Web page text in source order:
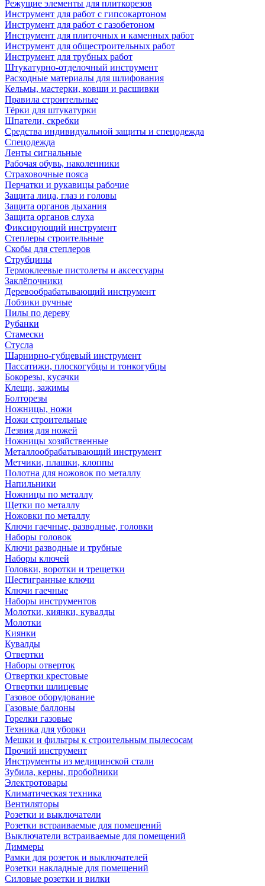
Режущие элементы для плиткорезов
Инструмент для работ с гипсокартоном
Инструмент для работ с газобетоном
Инструмент для плиточных и каменных работ
Инструмент для общестроительных работ
Инструмент для трубных работ
Штукатурно-отделочный инструмент
Расходные материалы для шлифования
Кельмы, мастерки, ковши и расшивки
Правила строительные
Тёрки для штукатурки
Шпатели, скребки
Средства индивидуальной защиты и спецодежда
Спецодежда
Ленты сигнальные
Рабочая обувь, наколенники
Страховочные пояса
Перчатки и рукавицы рабочие
Защита лица, глаз и головы
Защита органов дыхания
Защита органов слуха
Фиксирующий инструмент
Степлеры строительные
Скобы для степлеров
Струбцины
Термоклеевые пистолеты и аксессуары
Заклёпочники
Деревообрабатывающий инструмент
Лобзики ручные
Пилы по дереву
Рубанки
Стамески
Стусла
Шарнирно-губцевый инструмент
Пассатижи, плоскогубцы и тонкогубцы
Бокорезы, кусачки
Клещи, зажимы
Болторезы
Ножницы, ножи
Ножи строительные
Лезвия для ножей
Ножницы хозяйственные
Металлообрабатывающий инструмент
Метчики, плашки, клоппы
Полотна для ножовок по металлу
Напильники
Ножницы по металлу
Щетки по металлу
Ножовки по металлу
Ключи гаечные, разводные, головки
Наборы головок
Ключи разводные и трубные
Наборы ключей
Головки, воротки и трещетки
Шестигранные ключи
Ключи гаечные
Наборы инструментов
Молотки, киянки, кувалды
Молотки
Киянки
Кувалды
Отвертки
Наборы отверток
Отвертки крестовые
Отвертки шлицевые
Газовое оборудование
Газовые баллоны
Горелки газовые
Техника для уборки
Мешки и фильтры к строительным пылесосам
Прочий инструмент
Инструменты из медицинской стали
Зубила, керны, пробойники
Электротовары
Климатическая техника
Вентиляторы
Розетки и выключатели
Розетки встраиваемые для помещений
Выключатели встраиваемые для помещений
Диммеры
Рамки для розеток и выключателей
Розетки накладные для помещений
Силовые розетки и вилки